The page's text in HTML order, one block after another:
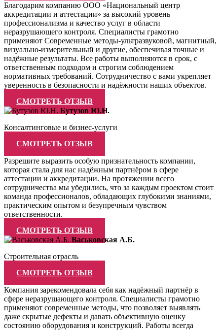
Благодарим компанию ООО «Национальный центр
аккредитации и аттестации» за высокий уровень
профессионализма и качество услуг в области
неразрушающего контроля. Специалисты грамотно
применяют Современные методы-ультразвуковой, магнитный,
визуально-измерительный и другие, обеспечивая точные и
надёжные результаты. Все работы выполняются в срок, с
ответственным подходом и строгим соблюдением
нормативных требований. Сотрудничество с вами укрепляет
уверенность в безопасности и надёжности наших объектов.
СМОТРЕТЬ ОТЗЫВ
Бутузов Ю.Н.
Консалтинговые и бизнес-услуги
СМОТРЕТЬ ОТЗЫВ
Разрешите выразить особую признательность компании,
которая стала для нас надёжным партнёром в сфере
аттестации и аккредитации. На протяжении всего
сотрудничества мы убедились, что за каждым проектом стоит
команда профессионалов, обладающих глубокими знаниями,
практическим опытом и безупречным чувством
ответственности.
СМОТРЕТЬ ОТЗЫВ
Васьковская А.Б.
Строительная отрасль
СМОТРЕТЬ ОТЗЫВ
Компания зарекомендовала себя как надёжный партнёр в
сфере неразрушающего контроля. Специалисты грамотно
применяют современные методы, что позволяет выявлять
даже скрытые дефекты и давать объективную оценку
состоянию оборудования и конструкций. Работы всегда